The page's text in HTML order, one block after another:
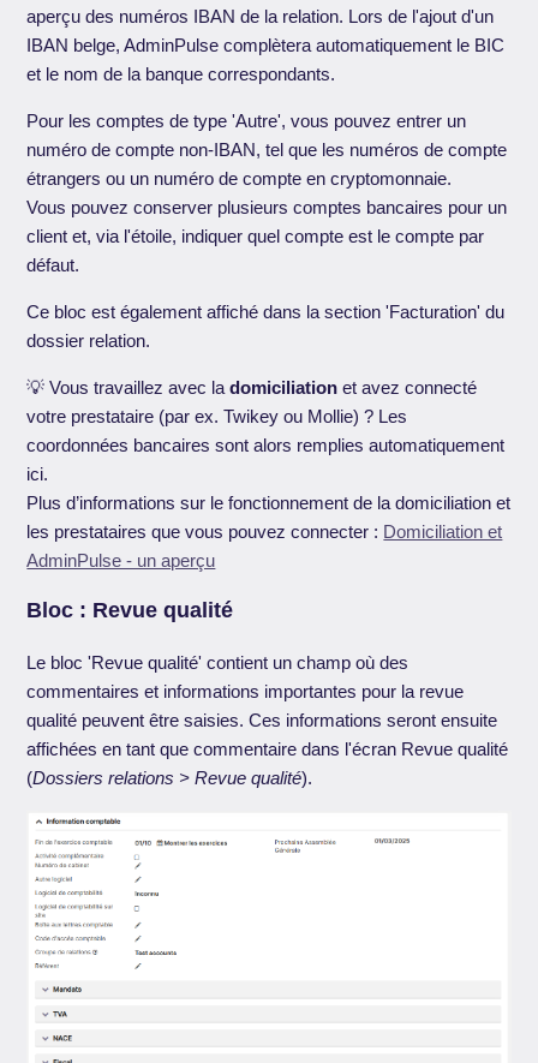
aperçu des numéros IBAN de la relation. Lors de l'ajout d'un
IBAN belge, AdminPulse complètera automatiquement le BIC
et le nom de la banque correspondants.
Pour les comptes de type 'Autre', vous pouvez entrer un
numéro de compte non-IBAN, tel que les numéros de compte
étrangers ou un numéro de compte en cryptomonnaie.
Vous pouvez conserver plusieurs comptes bancaires pour un
client et, via l'étoile, indiquer quel compte est le compte par
défaut.
Ce bloc est également affiché dans la section 'Facturation' du
dossier relation.
💡 Vous travaillez avec ladomiciliation et avez connecté
votre prestataire (par ex. Twikey ou Mollie) ? Les
coordonnées bancaires sont alors remplies automatiquement
ici.
Plus d’informations sur le fonctionnement de la domiciliation et
les prestataires que vous pouvez connecter : Domiciliation et
AdminPulse - un aperçu
Bloc : Revue qualité
Le bloc 'Revue qualité' contient un champ où des
commentaires et informations importantes pour la revue
qualité peuvent être saisies. Ces informations seront ensuite
affichées en tant que commentaire dans l'écran Revue qualité
(Dossiers relations > Revue qualité).